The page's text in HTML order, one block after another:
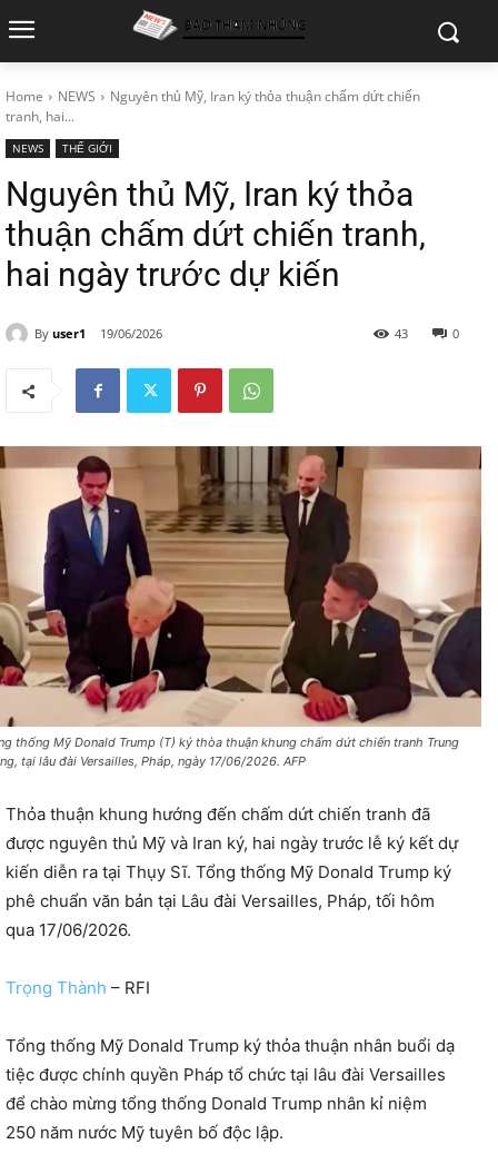
Home NEWS
Nguyên thủ Mỹ, Iran ký thỏa thuận chấm dứt chiến
tranh, hai...
NEWS THẾ GIỚI
Nguyên thủ Mỹ, Iran ký thỏa
thuận chấm dứt chiến tranh,
hai ngày trước dự kiến
By user1 19/06/2026 0
43
thống Mỹ Donald Trump (T) ký thòa thuận khung chấm dứt chiến tranh Trung
tại lâu đài Versailles, Pháp, ngày 17/06/2026. AFP
Thỏa thuận khung hướng đến chấm dứt chiến tranh đã
được nguyên thủ Mỹ và Iran ký, hai ngày trước lễ ký kết dự
kiến diễn ra tại Thụy Sĩ. Tổng thống Mỹ Donald Trump ký
phê chuẩn văn bản tại Lâu đài Versailles, Pháp, tối hôm
qua 17/06/2026.
Trọng Thành – RFI
Tổng thống Mỹ Donald Trump ký thỏa thuận nhân buổi dạ
tiệc được chính quyền Pháp tổ chức tại lâu đài Versailles
để chào mừng tổng thống Donald Trump nhân kỉ niệm
250 năm nước Mỹ tuyên bố độc lập.